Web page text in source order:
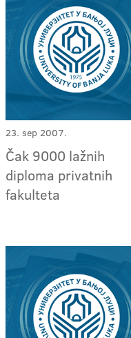
23. sep 2007.
Čak 9000 lažnih
diploma privatnih
fakulteta